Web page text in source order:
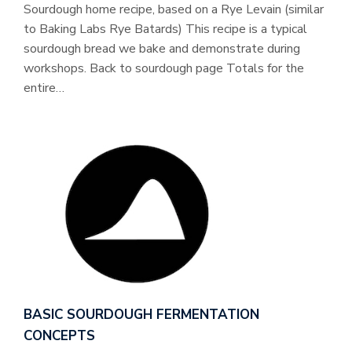
Sourdough home recipe, based on a Rye Levain (similar
to Baking Labs Rye Batards) This recipe is a typical
sourdough bread we bake and demonstrate during
workshops. Back to sourdough page Totals for the
entire…
BASIC SOURDOUGH FERMENTATION
CONCEPTS